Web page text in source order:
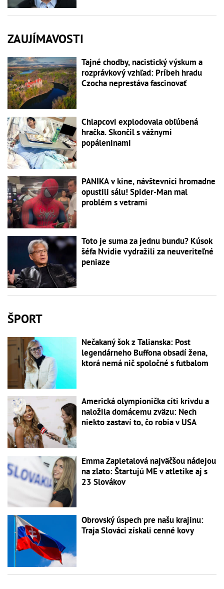
ZAUJÍMAVOSTI
Tajné chodby, nacistický výskum a
rozprávkový vzhľad: Príbeh hradu
Czocha neprestáva fascinovať
Chlapcovi explodovala obľúbená
hračka. Skončil s vážnymi
popáleninami
PANIKA v kine, návštevníci hromadne
opustili sálu! Spider-Man mal
problém s vetrami
Toto je suma za jednu bundu? Kúsok
šéfa Nvidie vydražili za neuveriteľné
peniaze
ŠPORT
Nečakaný šok z Talianska: Post
legendárneho Buffona obsadí žena,
ktorá nemá nič spoločné s futbalom
Americká olympionička cíti krivdu a
naložila domácemu zväzu: Nech
niekto zastaví to, čo robia v USA
Emma Zapletalová najväčšou nádejou
na zlato: Štartujú ME v atletike aj s
23 Slovákov
Obrovský úspech pre našu krajinu:
Traja Slováci získali cenné kovy